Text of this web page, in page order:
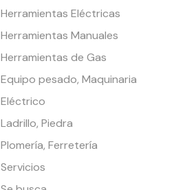
Herramientas Eléctricas
Herramientas Manuales
Herramientas de Gas
Equipo pesado, Maquinaria
Eléctrico
Ladrillo, Piedra
Plomería, Ferretería
Servicios